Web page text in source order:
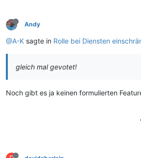
Andy
@A-K sagte in Rolle bei Diensten
gleich mal gevotet!
Noch gibt es ja keinen formulierten